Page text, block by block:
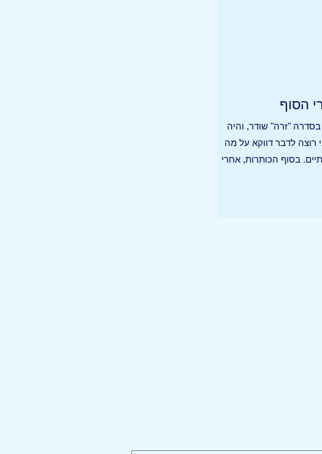
הסוף
"זרה" שודר, והיה
רוצה לדבר דווקא על מה
בסוף הכותרות, אחרי